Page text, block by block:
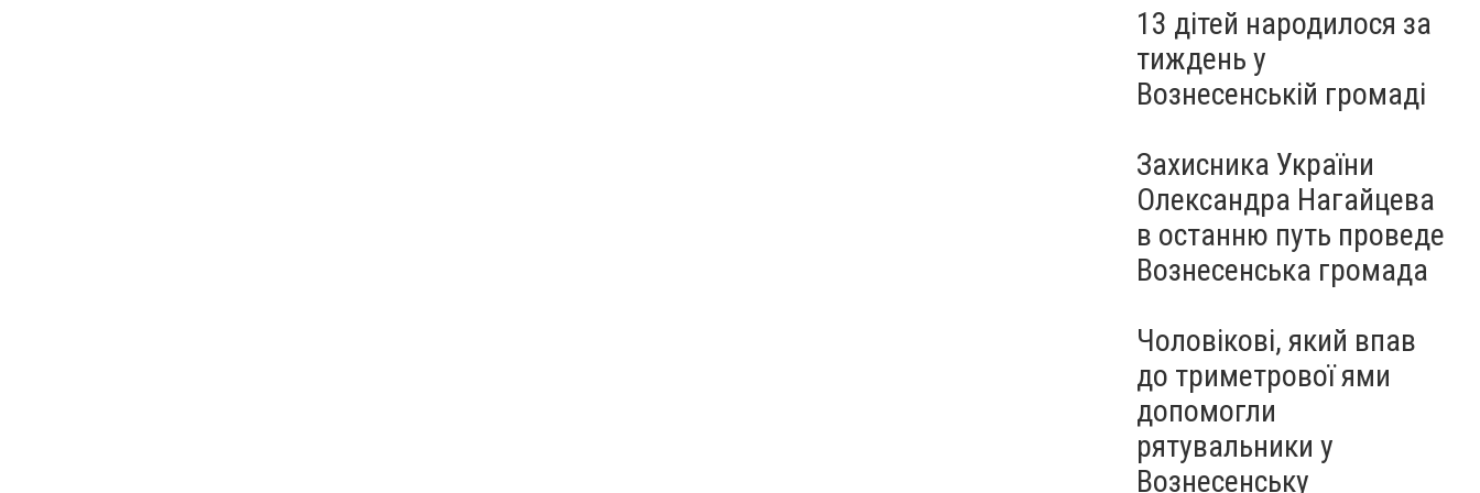
13 дітей народилося за
тиждень у
Вознесенській громаді
Захисника України
Олександра Нагайцева
в останню путь проведе
Вознесенська громада
Чоловікові, який впав
до триметрової ями
допомогли
рятувальники у
Вознесенську